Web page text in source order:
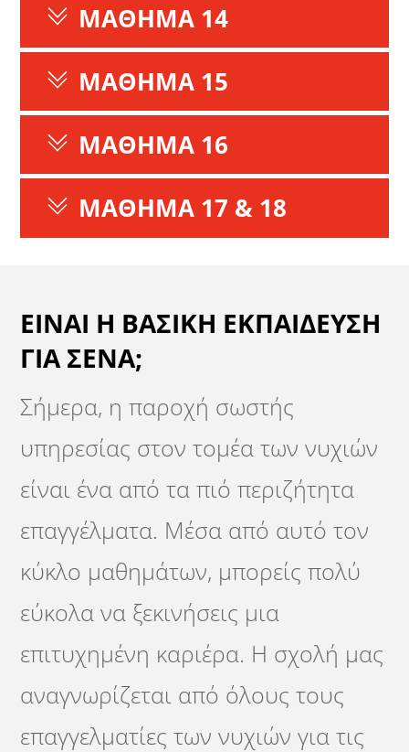
ΜΑΘΗΜΑ 14
ΜΑΘΗΜΑ 15
ΜΑΘΗΜΑ 16
ΜΑΘΗΜΑ 17 & 18
ΕΙΝΑΙ Η ΒΑΣΙΚΗ ΕΚΠΑΙΔΕΥΣΗ
ΓΙΑ ΣΕΝΑ;
Σήμερα, η παροχή σωστής
υπηρεσίας στον τομέα των νυχιών
είναι ένα από τα πιό περιζήτητα
επαγγέλματα. Μέσα από αυτό τον
κύκλο μαθημάτων, μπορείς πολύ
εύκολα να ξεκινήσεις μια
επιτυχημένη καριέρα. Η σχολή μας
αναγνωρίζεται από όλους τους
επαγγελματίες των νυχιών για τις